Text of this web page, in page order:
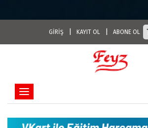
GİRİŞ KAYIT OL ABONE OL
Toggle navigation